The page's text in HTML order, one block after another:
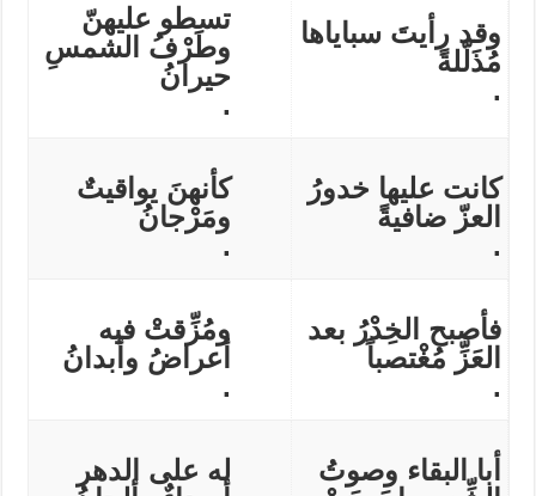
وقد رأيتَ سباياها
مُذَلّلةً
.
تسطو عليهنّ
وطَرْفُ الشمسِ
حيرانُ
.
كانت عليها خدورُ
العزّ ضافيةً
.
كأنهنَ يواقيتٌ
ومَرْجانُ
.
فأصبح الخِدْرُ بعد
العَزِّ مُغْتصباً
.
ومُزِّقتْ فيه
أعراضُ وأبدانُ
.
أبا البقاء وصوتُ
له على الدهر